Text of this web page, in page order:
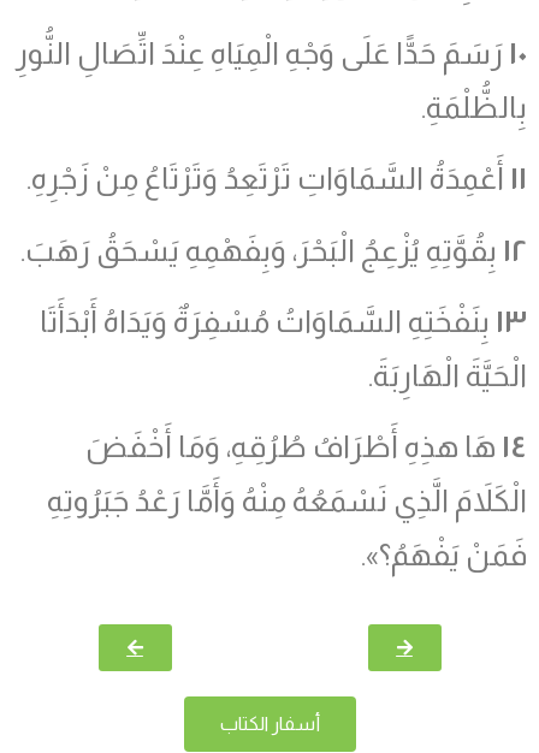
١٠ رَسَمَ حَدًّا عَلَى وَجْهِ الْمِيَاهِ عِنْدَ اتِّصَالِ النُّورِ
بِالظُّلْمَةِ.
١١ أَعْمِدَةُ السَّمَاوَاتِ تَرْتَعِدُ وَتَرْتَاعُ مِنْ زَجْرِهِ.
١٢ بِقُوَّتِهِ يُزْعِجُ الْبَحْرَ، وَبِفَهْمِهِ يَسْحَقُ رَهَبَ.
١٣ بِنَفْخَتِهِ السَّمَاوَاتُ مُسْفِرَةٌ وَيَدَاهُ أَبْدَأَتَا
الْحَيَّةَ الْهَارِبَةَ.
١٤ هَا هذِهِ أَطْرَافُ طُرُقِهِ، وَمَا أَخْفَضَ
الْكَلاَمَ الَّذِي نَسْمَعُهُ مِنْهُ وَأَمَّا رَعْدُ جَبَرُوتِهِ
فَمَنْ يَفْهَمُ؟».
أسفار الكتاب